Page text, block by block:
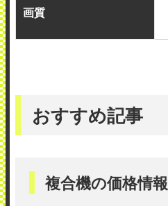
画質
おすすめ記事
複合機の価格情報